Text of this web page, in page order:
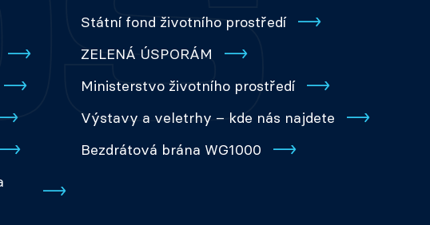
Státní fond životního prostředí
ZELENÁ ÚSPORÁM
Ministerstvo životního prostředí
Výstavy a veletrhy – kde nás najdete
Bezdrátová brána WG1000